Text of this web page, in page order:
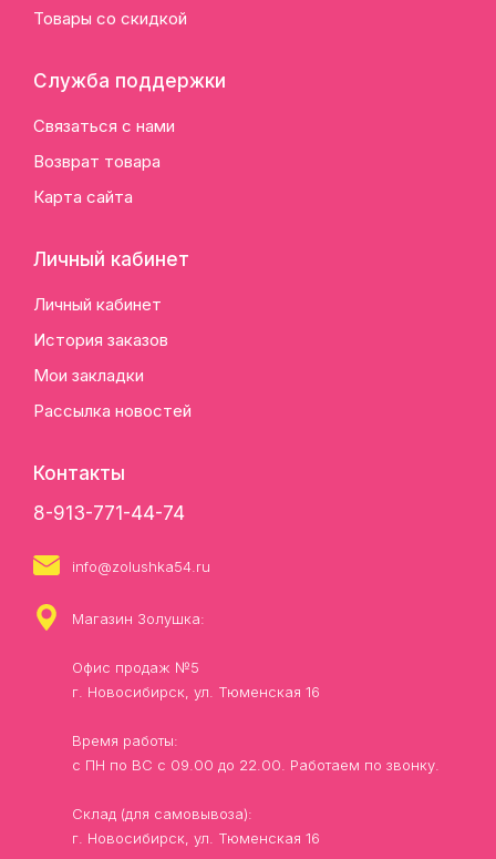
Товары со скидкой
Служба поддержки
Связаться с нами
Возврат товара
Карта сайта
Личный кабинет
Личный кабинет
История заказов
Мои закладки
Рассылка новостей
Контакты
8-913-771-44-74
info@zolushka54.ru
Магазин Золушка:
Офис продаж №5
г. Новосибирск, ул. Тюменская 16
Время работы:
с ПН по ВС с 09.00 до 22.00. Работаем по звонку.
Склад (для самовывоза):
г. Новосибирск, ул. Тюменская 16